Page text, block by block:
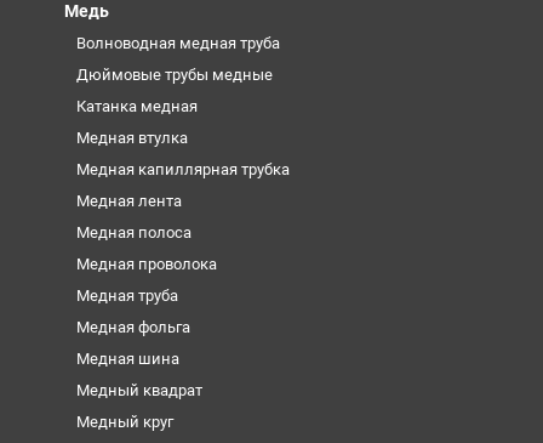
Медь
Волноводная медная труба
Дюймовые трубы медные
Катанка медная
Медная втулка
Медная капиллярная трубка
Медная лента
Медная полоса
Медная проволока
Медная труба
Медная фольга
Медная шина
Медный квадрат
Медный круг